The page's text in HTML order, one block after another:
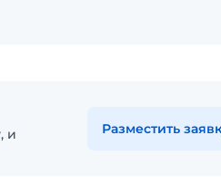
и
Разместить